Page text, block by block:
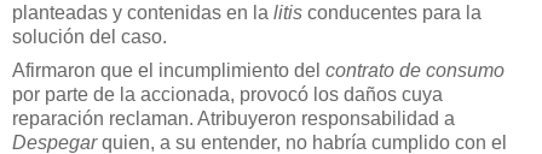
planteadas y contenidas en la litis conducentes para la
solución del caso.
Afirmaron que el incumplimiento del contrato de consumo
por parte de la accionada, provocó los daños cuya
reparación reclaman. Atribuyeron responsabilidad a
Despegarquien, a su entender, no habría cumplido con el